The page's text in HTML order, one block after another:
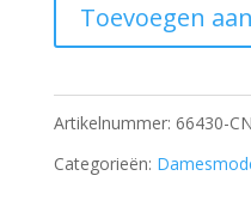
Sneaker
aantal
Toevoegen
Artikelnummer: 66430-
Categorieën: